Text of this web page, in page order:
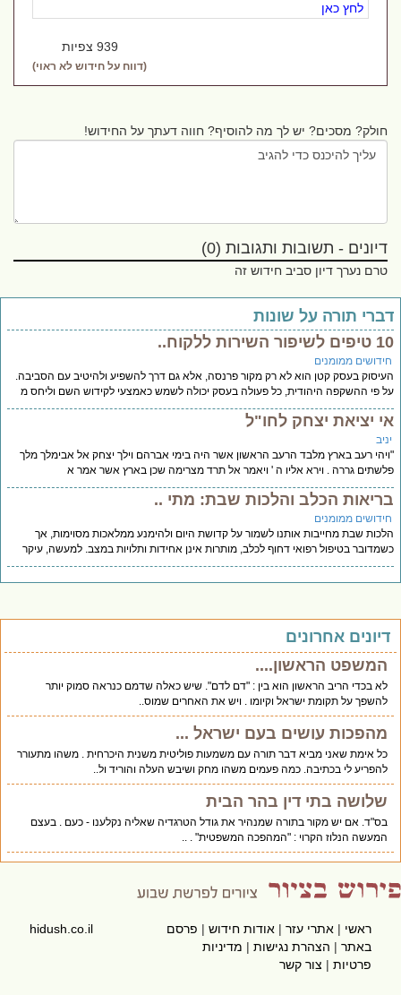
לחץ כאן
939 צפיות
(דווח על חידוש לא ראוי)
חולק? מסכים? יש לך מה להוסיף? חווה דעתך על החידוש!
דיונים - תשובות ותגובות (0)
טרם נערך דיון סביב חידוש זה
תורה על שונות
השירות ללקוח..
ממומנים
בעסק קטן הוא לא רק מקור פרנסה, אלא גם דרך להשפיע ולהיטיב עם הסביבה.
פי ההשקפה היהודית, כל פעולה בעסק יכולה לשמש כאמצעי לקידוש השם וליחס מ
יציאת יצחק לחו"ל
רעב בארץ מלבד הרעב הראשון אשר היה בימי אברהם וילך יצחק אל אבימלך מלך
גררה . וירא אליו ה ' ויאמר אל תרד מצרימה שכן בארץ אשר אמר א
הכלב והלכות שבת: מתי ..
ממומנים
שבת מחייבות אותנו לשמור על קדושת היום ולהימנע ממלאכות מסוימות, אך
בטיפול רפואי דחוף לכלב, מותרות אינן אחידות ותלויות במצב. למעשה, עיקר
אחרונים
המשפט הראשון....
לא בכדי הריב הראשון הוא בין : "דם לדם". שיש כאלה שדמם כנראה סמוק יותר
להשפך על תקומת ישראל וקיומו . ויש את האחרים שמוס..
מהפכות עושים בעם ישראל ...
כל אימת שאני מביא דבר תורה עם משמעות פוליטית משנית היכרחית . משהו מתעורר
להפריע לי בכתיבה. כמה פעמים משהו מחק ושיבש העלה והוריד ול..
שלושה בתי דין בהר הבית
בס"ד. אם יש מקור בתורה שמנהיר את גודל הטרגדיה שאליה נקלענו - כעם . בעצם
המעשה הנלוז הקרוי : "המהפכה המשפטית" . ..
ראשי|אתרי עזר|אודות חידוש|פרסם
באתר|הצהרת נגישות|מדיניות
פרטיות|צור קשר
hidush.co.il